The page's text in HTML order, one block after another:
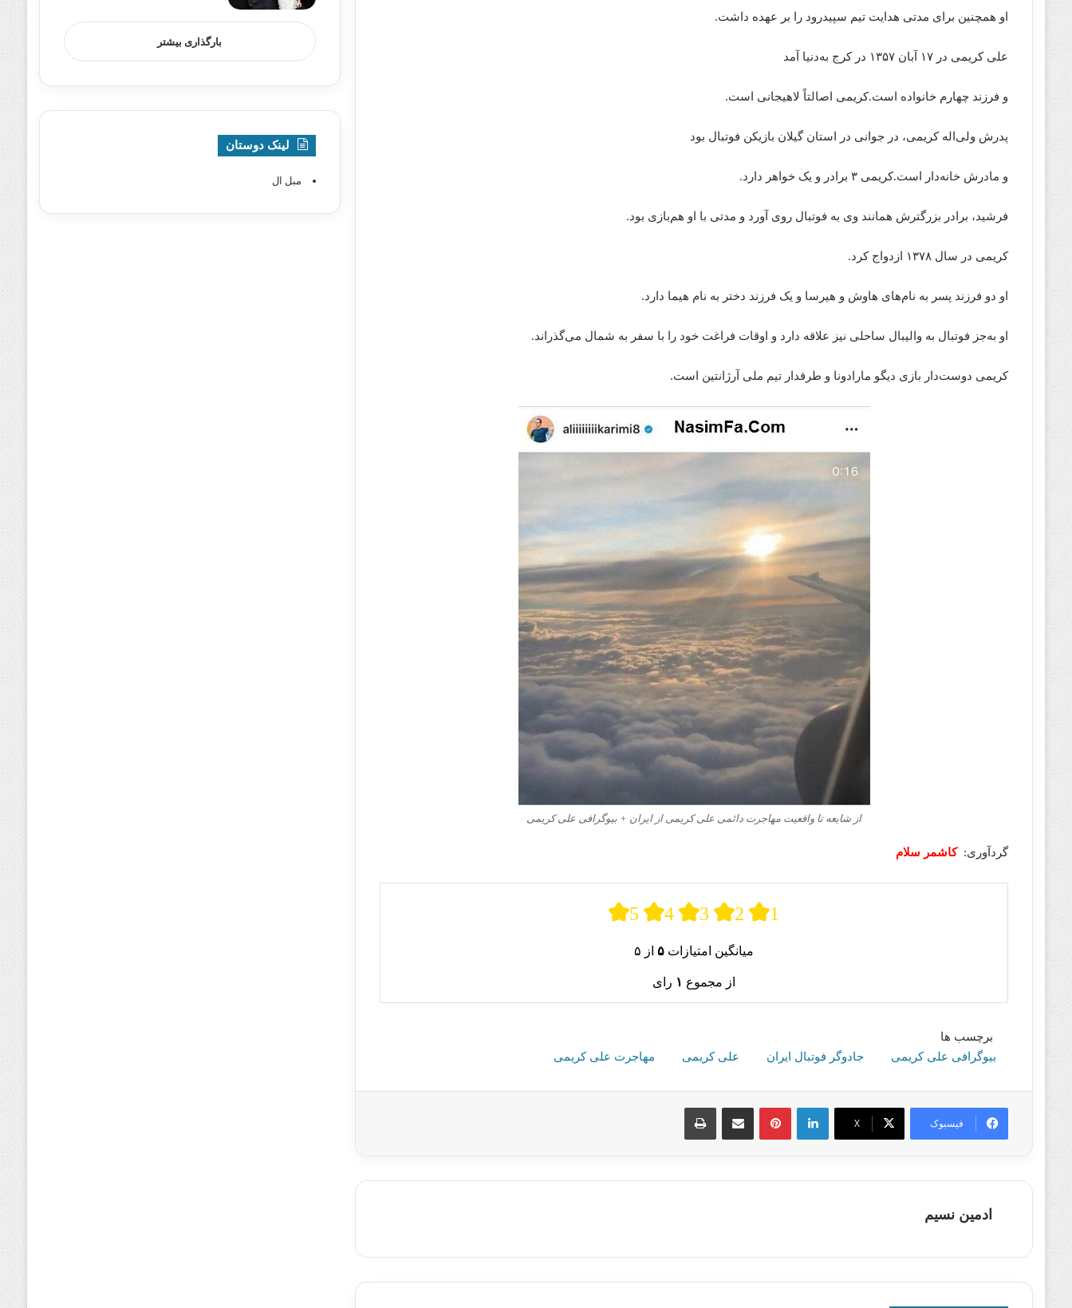
او همچنین برای مدتی هدایت تیم سپیدرود را بر عهده داشت.
علی کریمی در ۱۷ آبان ۱۳۵۷ در کرج به‌دنیا آمد
و فرزند چهارم خانواده است.کریمی اصالتاً لاهیجانی است.
پدرش ولی‌اله کریمی، در جوانی در استان گیلان بازیکن فوتبال بود
و مادرش خانه‌دار است.کریمی ۳ برادر و یک خواهر دارد.
فرشید، برادر بزرگترش همانند وی به فوتبال روی آورد و مدتی با او هم‌بازی بود.
کریمی در سال ۱۳۷۸ ازدواج کرد.
او دو فرزند پسر به نام‌های هاوش و هیرسا و یک فرزند دختر به نام هیما دارد.
او به‌جز فوتبال به والیبال ساحلی نیز علاقه دارد و اوقات فراغت خود را با سفر به شمال می‌گذراند.
کریمی دوست‌دار بازی دیگو مارادونا و طرفدار تیم ملی آرژانتین است.
از شایعه تا واقعیت مهاجرت دائمی علی کریمی از ایران + بیوگرافی علی کریمی
گردآوری: کاشمر سلام
5 4 3 2 1
میانگین امتیازات ۵ از ۵
از مجموع ۱ رای
برچسب ها
بیوگرافی علی کریمی
جادوگر فوتبال ایران علی کریمی مهاجرت علی کریمی
فیسبوک X
لینکدین پینترستاشتراک گذاری از طریق ایمیل چاپ
ادمین نسیم
بارگذاری بیشتر
لینک دوستان
مبل ال